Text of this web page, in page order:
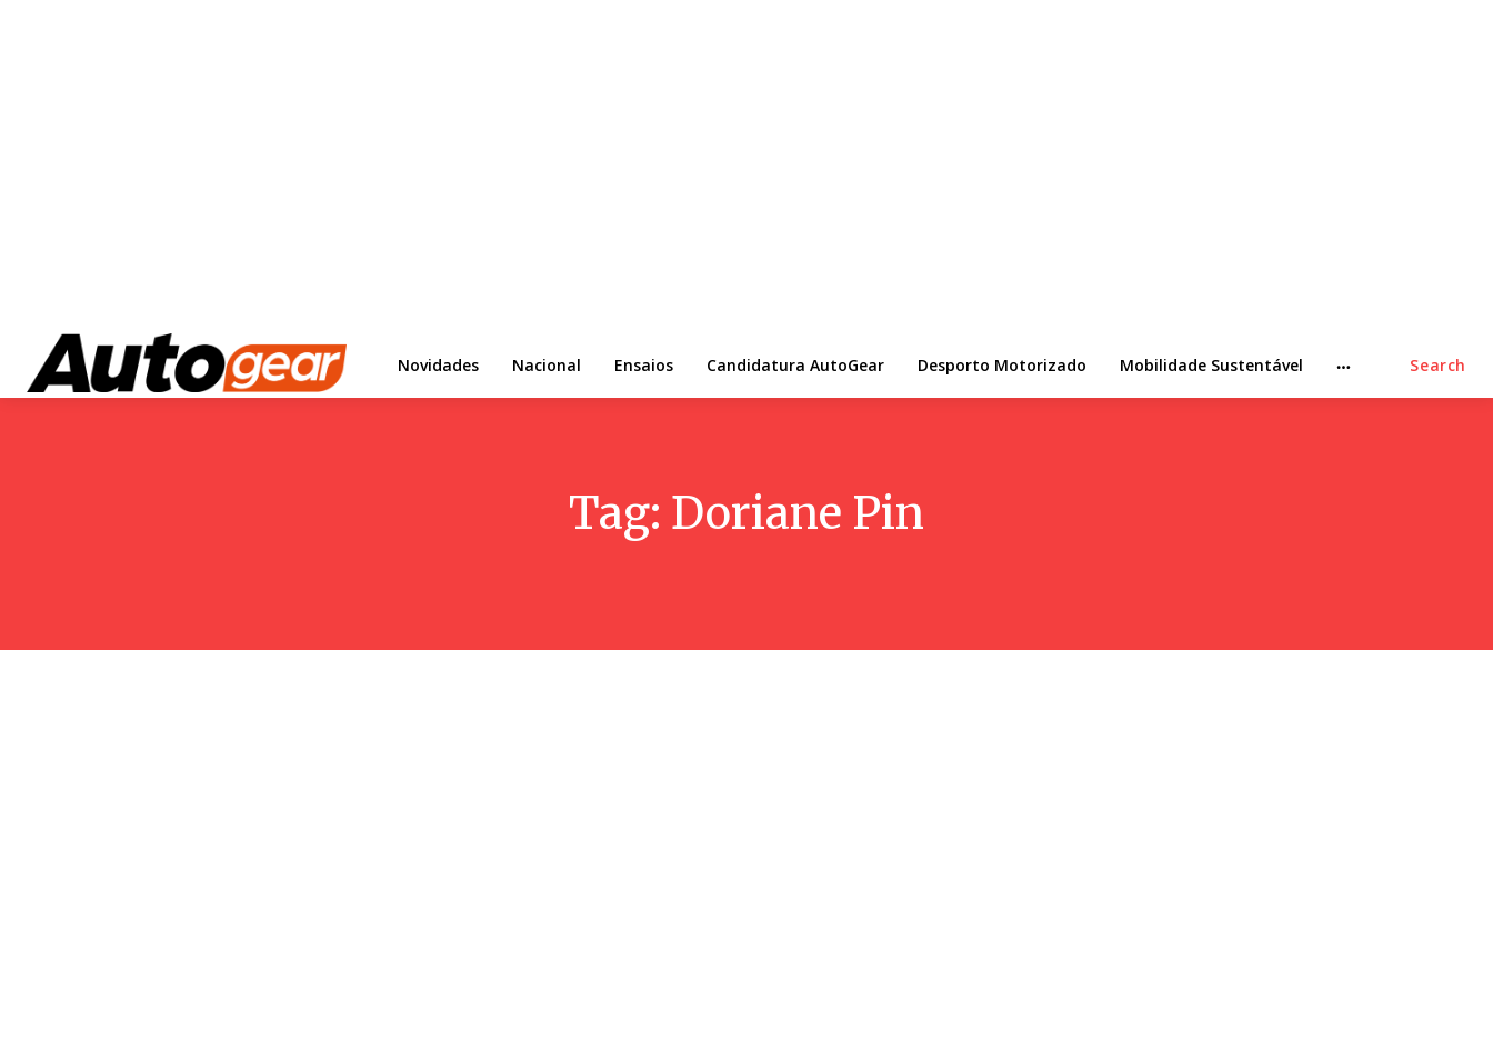
Novidades Nacional Ensaios Candidatura AutoGear Desporto Motorizado Mobilidade Sustentável Search
Tag: Doriane Pin